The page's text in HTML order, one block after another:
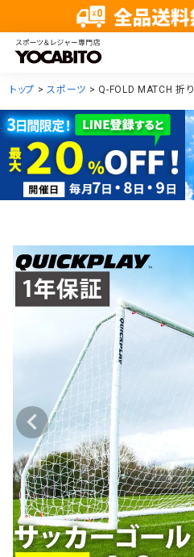
トップ スポーツ Q-FOLD MATCH 折